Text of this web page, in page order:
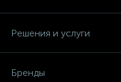
Решения и услуги
Бренды